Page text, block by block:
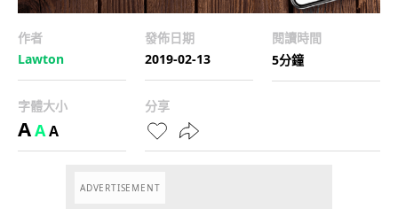
作者
Lawton
發佈日期
2019-02-13
閱讀時間
5分鐘
字體大小
AAA
分享
ADVERTISEMENT